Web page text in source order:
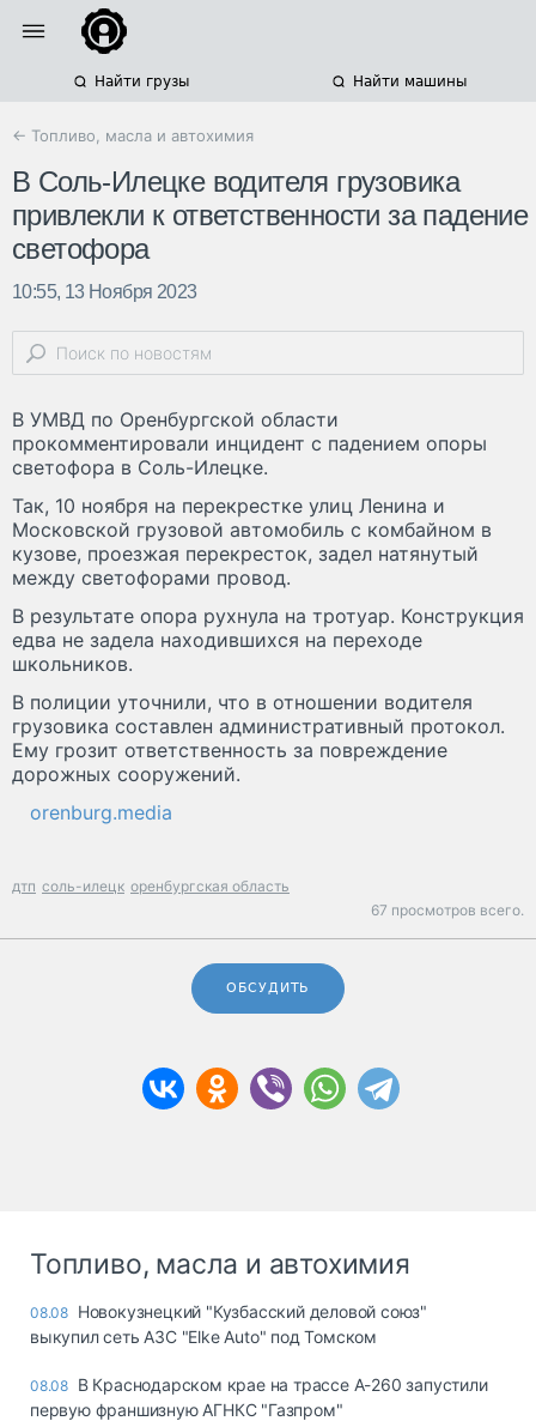
Найти грузы Найти машины
← Топливо, масла и автохимия
В Соль-Илецке водителя грузовика
привлекли к ответственности за падение
светофора
10:55, 13 Ноября 2023
В УМВД по Оренбургской области
прокомментировали инцидент с падением опоры
светофора в Соль-Илецке.
Так, 10 ноября на перекрестке улиц Ленина и
Московской грузовой автомобиль с комбайном в
кузове, проезжая перекресток, задел натянутый
между светофорами провод.
В результате опора рухнула на тротуар. Конструкция
едва не задела находившихся на переходе
школьников.
В полиции уточнили, что в отношении водителя
грузовика составлен административный протокол.
Ему грозит ответственность за повреждение
дорожных сооружений.
orenburg.media
дтп соль-илецк оренбургская область
67 просмотров всего.
ОБСУДИТЬ
Топливо, масла и автохимия
08.08 Новокузнецкий "Кузбасский деловой союз"
выкупил сеть АЗС "Elke Auto" под Томском
08.08 В Краснодарском крае на трассе А-260 запустили
первую франшизную АГНКС "Газпром"